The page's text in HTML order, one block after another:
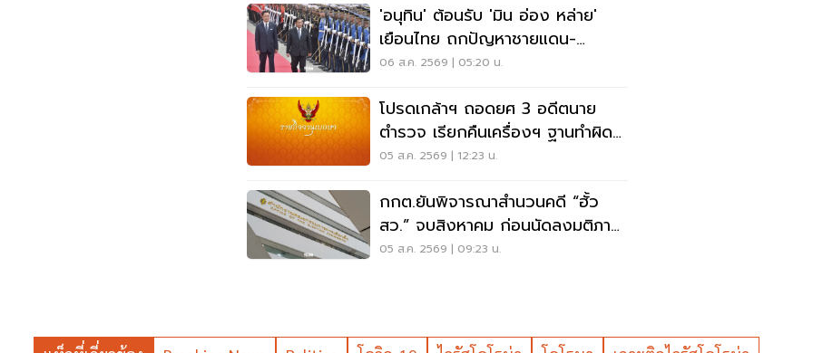
'อนุทิน' ต้อนรับ 'มิน อ่อง หล่าย'
เยือนไทย ถกปัญหาชายแดน-
พลังงาน-การค้า
06 ส.ค. 2569 | 05:20 น.
โปรดเกล้าฯ ถอดยศ 3 อดีตนาย
ตำรวจ เรียกคืนเครื่องฯ ฐานทำผิด
วินัยร้ายแรง
05 ส.ค. 2569 | 12:23 น.
กกต.ยันพิจารณาสำนวนคดี “ฮั้ว
สว.” จบสิงหาคม ก่อนนัดลงมติภาย
หลัง
05 ส.ค. 2569 | 09:23 น.